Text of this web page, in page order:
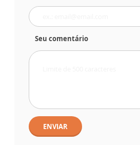
Seu comentário
ENVIAR